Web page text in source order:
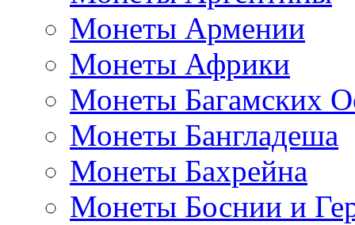
Монеты Армении
Монеты Африки
Монеты Багамских
Монеты Бангладеша
Монеты Бахрейна
Монеты Боснии и